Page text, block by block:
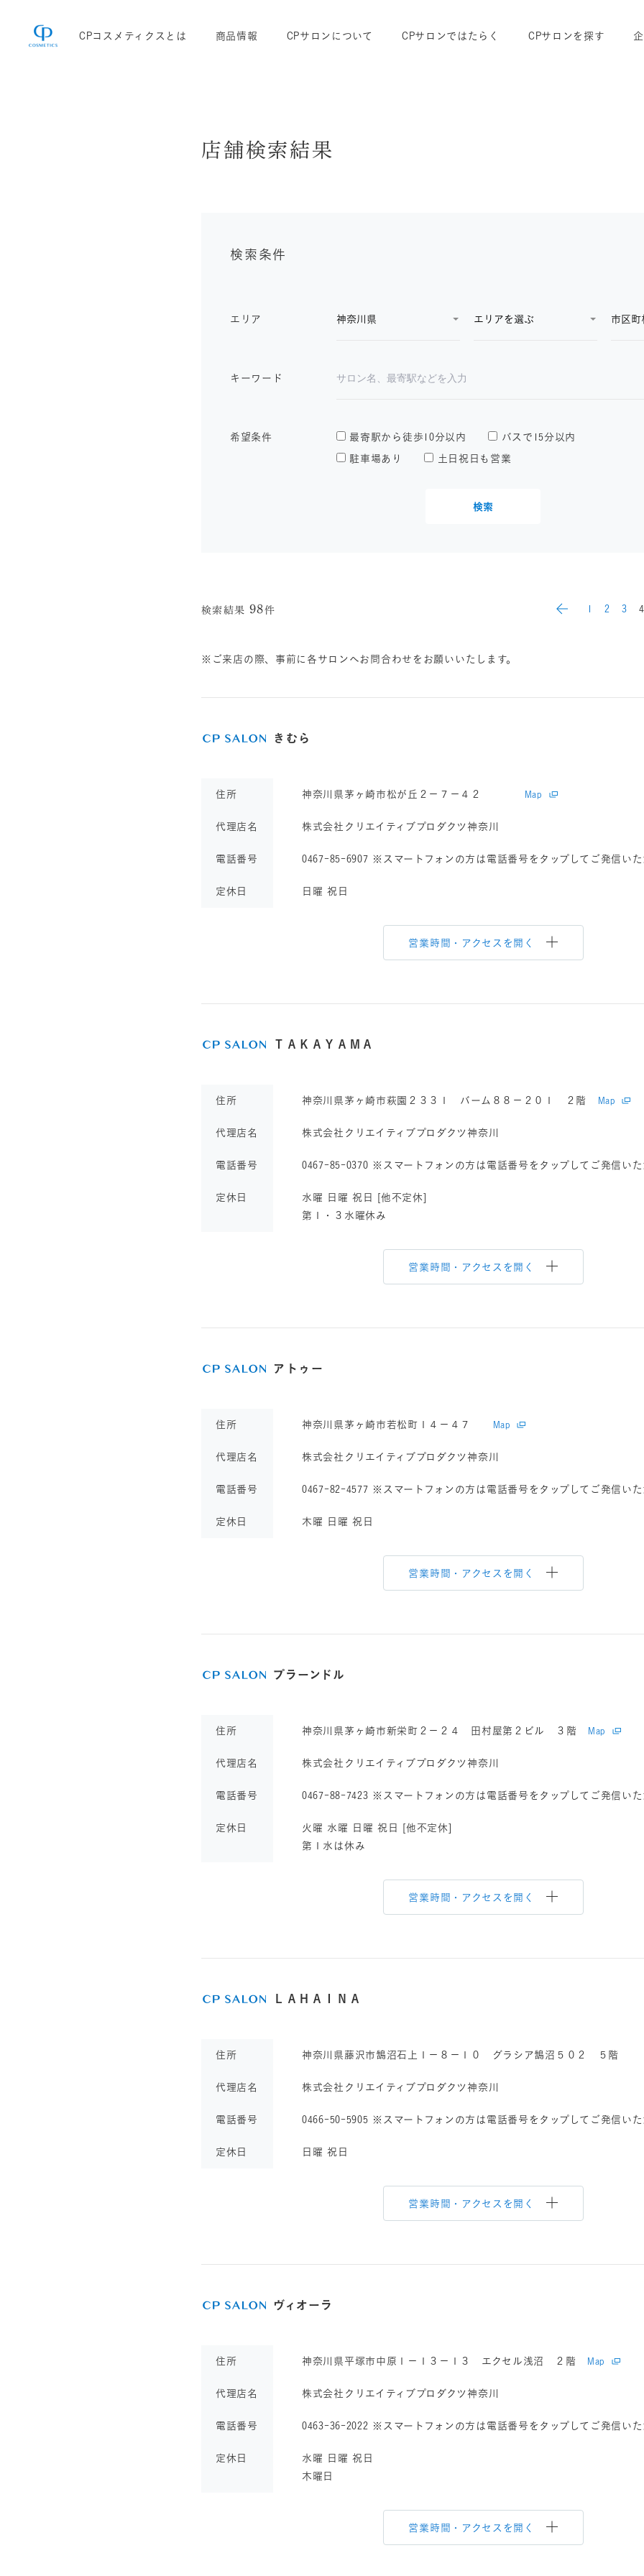
CPコスメティクスとは 商品情報 CPサロンについて CPサロンではたらく CPサロンを探す
店舗検索結果
検索条件
エリア
キーワード
希望条件 最寄駅から徒歩10分以内 バスで15分以内
駐車場あり 土日祝日も営業
検索
検索結果 98件 1 2 3 4
※ご来店の際、事前に各サロンへお問合わせをお願いいたします。
きむら
住所 神奈川県茅ヶ崎市松が丘２－７－４２ Map
代理店名 株式会社クリエイティブプロダクツ神奈川
電話番号 0467-85-6907 ※スマートフォンの方は電話番号をタップしてご発信いた
定休日 日曜 祝日
営業時間・アクセスを開く
ＴＡＫＡＹＡＭＡ
住所 神奈川県茅ヶ崎市萩園２３３１ バーム８８－２０１ ２階 Map
代理店名 株式会社クリエイティブプロダクツ神奈川
電話番号 0467-85-0370 ※スマートフォンの方は電話番号をタップしてご発信いた
定休日
水曜 日曜 祝日 [他不定休]
第１・３水曜休み
営業時間・アクセスを開く
アトゥー
住所 神奈川県茅ヶ崎市若松町１４－４７ Map
代理店名 株式会社クリエイティブプロダクツ神奈川
電話番号 0467-82-4577 ※スマートフォンの方は電話番号をタップしてご発信いた
定休日 木曜 日曜 祝日
営業時間・アクセスを開く
プラーンドル
住所 神奈川県茅ヶ崎市新栄町２－２４ 田村屋第２ビル ３階 Map
代理店名 株式会社クリエイティブプロダクツ神奈川
電話番号 0467-88-7423 ※スマートフォンの方は電話番号をタップしてご発信いた
定休日
火曜 水曜 日曜 祝日 [他不定休]
第１水は休み
営業時間・アクセスを開く
ＬＡＨＡＩＮＡ
住所 神奈川県藤沢市鵠沼石上１－８－１０ グラシア鵠沼５０２ ５階
代理店名 株式会社クリエイティブプロダクツ神奈川
電話番号 0466-50-5905 ※スマートフォンの方は電話番号をタップしてご発信いた
定休日 日曜 祝日
営業時間・アクセスを開く
ヴィオーラ
住所 神奈川県平塚市中原１－１３－１３ エクセル浅沼 ２階 Map
代理店名 株式会社クリエイティブプロダクツ神奈川
電話番号 0463-36-2022 ※スマートフォンの方は電話番号をタップしてご発信いた
定休日
水曜 日曜 祝日
木曜日
営業時間・アクセスを開く